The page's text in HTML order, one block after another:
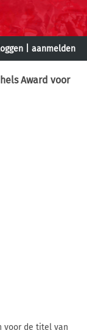
aanmelden
Award voor
voor de titel van